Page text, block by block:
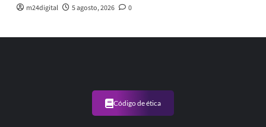
m24digital 5 agosto, 2026 0
Código de ética